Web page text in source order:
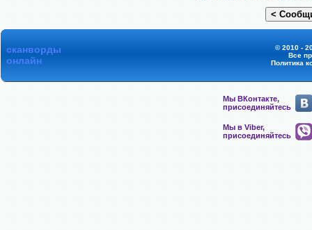
сканворды
онлайн
© 2010 -
Все
Политика
Мы ВКонтакте,
присоединяйтесь
Мы в Viber,
присоединяйтесь